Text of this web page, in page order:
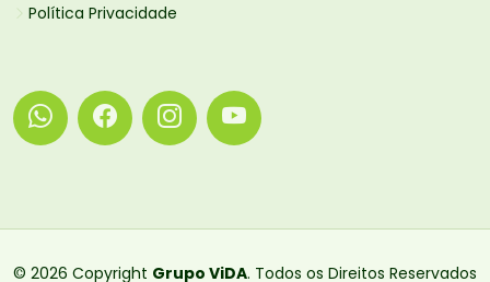
Política Privacidade
© 2026 Copyright Grupo ViDA. Todos os Direitos Reservados